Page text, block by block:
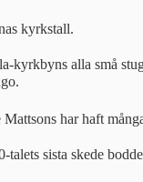
kyrkstall.
kyrkbyns alla små
Mattsons har haft
talets sista skede